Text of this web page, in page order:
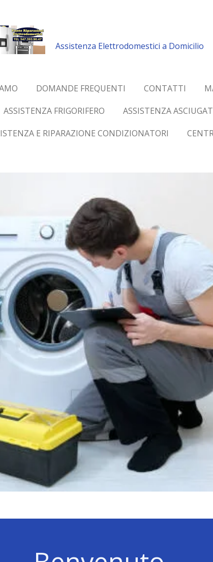
Assistenza Elettrodomestici a Domicilio
DOMANDE FREQUENTI CONTATTI
ASSISTENZA FRIGORIFERO ASSISTENZA
E RIPARAZIONE CONDIZIONATORI